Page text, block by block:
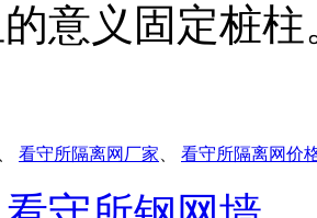
意义固定桩柱
、 看守所隔离网厂家、 看守所隔离网价